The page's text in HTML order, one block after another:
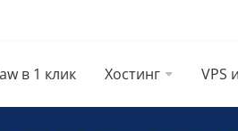
в 1 клик Хостинг VPS